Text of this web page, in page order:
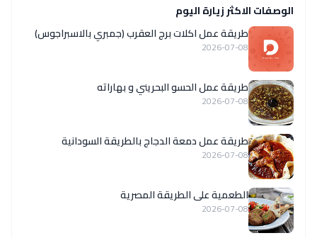
الوصفات الاكثر زيارة اليوم
طريقة عمل اكلات برج العقرب (جمبري بالاسبراجوس)
2026-07-08
طريقة عمل الحسو البحريني و بهاراته
2026-07-08
طريقة عمل دمعة الدجاج بالطريقة السودانية
2026-07-08
الطعمية على الطريقة المصرية
2026-07-08